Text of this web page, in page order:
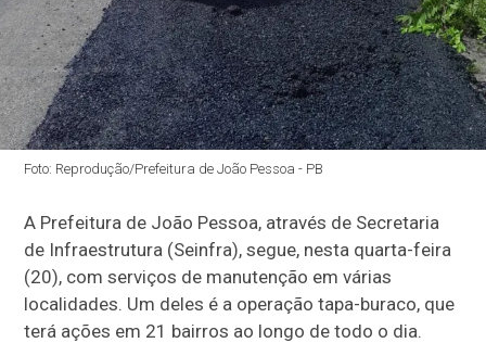
Foto: Reprodução/Prefeitura de João Pessoa - PB
A Prefeitura de João Pessoa, através de Secretaria
de Infraestrutura (Seinfra), segue, nesta quarta-feira
(20), com serviços de manutenção em várias
localidades. Um deles é a operação tapa-buraco, que
terá ações em 21 bairros ao longo de todo o dia.